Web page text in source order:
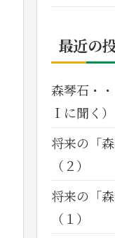
最近の
森琴石・
Ｉに聞く）
将来の「
（２）
将来の「
（１）